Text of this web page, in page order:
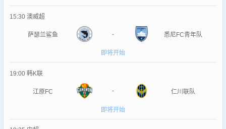
15:30 澳威超
萨瑟兰鲨鱼 - 悉尼FC青年队
即将开始
19:00 韩K联
江原FC - 仁川联队
即将开始